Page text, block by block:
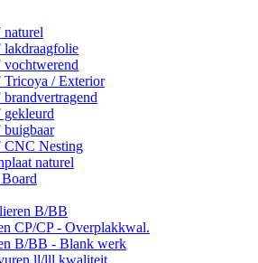
/ Exterior
Nesting
naturel
B/BB
CP/CP - Overplakkwal.
B/BB - Blank werk
ll/lll kwaliteit